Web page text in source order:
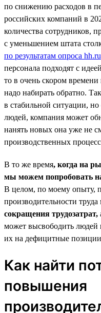
по снижению расходов в
российских компаний в
количества сотрудников,
с уменьшением штата
по результатам опроса hh.ru
персонала подходят с
то в очень скором
надо набирать обратно.
в стабильной ситуации,
людей, компания может
нанять новых она уже не
производственных
В то же время, когда на
мы можем попробовать
В целом, по моему опыту,
производительности труда
сокращения трудозатрат,
может высвободить людей
их на дефицитные
Как найти
повышения